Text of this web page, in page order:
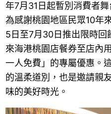
年7月31日起暫別消費者
為感謝桃園地區民眾10年
5日至7月30日推出限時回
來海港桃園店餐券至店內
一人免費」的專屬優惠。
的溫柔道別，也是邀請親
味的美好時光。